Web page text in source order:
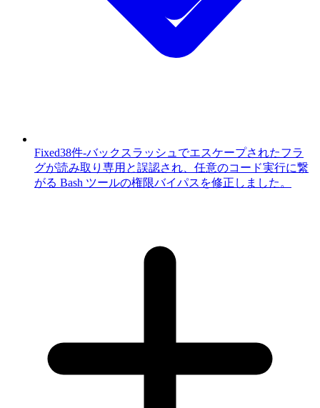
Fixed38件-バックスラッシュでエスケープされたフラ
グが読み取り専用と誤認され、任意のコード実行に繋
がる Bash ツールの権限バイパスを修正しました。